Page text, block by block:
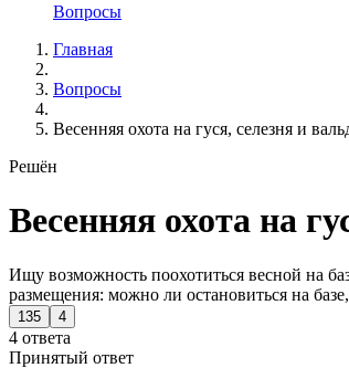
Вопросы
Главная
Вопросы
Весенняя охота на гуся, селезня и
Решён
Весенняя охота на
Ищу возможность поохотиться весной на
размещения: можно ли остановиться на
135 4
4 ответа
Принятый ответ